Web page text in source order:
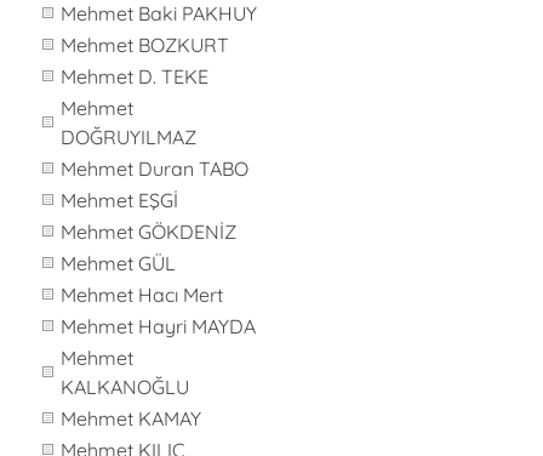
Mehmet Baki PAKHUY
Mehmet BOZKURT
Mehmet D. TEKE
Mehmet
DOĞRUYILMAZ
Mehmet Duran TABO
Mehmet EŞGİ
Mehmet GÖKDENİZ
Mehmet GÜL
Mehmet Hacı Mert
Mehmet Hayri MAYDA
Mehmet
KALKANOĞLU
Mehmet KAMAY
Mehmet KILIÇ